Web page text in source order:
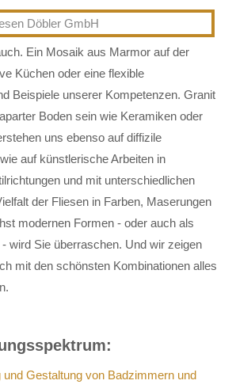
Ein Mosaik aus Marmor auf der
Küchen oder eine flexible
Beispiele unserer Kompetenzen. Granit
Boden sein wie Keramiken oder
uns ebenso auf diffizile
auf künstlerische Arbeiten in
und mit unterschiedlichen
der Fliesen in Farben, Maserungen
modernen Formen - oder auch als
wird Sie überraschen. Und wir zeigen
mit den schönsten Kombinationen alles
und Gestaltung von Badzimmern und